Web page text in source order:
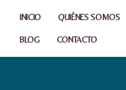
INICIO QUIÉNES SOMOS
BLOG CONTACTO